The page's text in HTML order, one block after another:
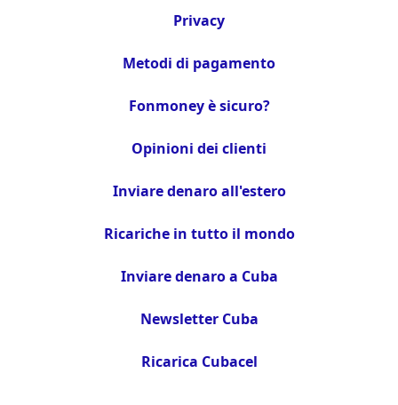
Privacy
Metodi di pagamento
Fonmoney è sicuro?
Opinioni dei clienti
Inviare denaro all'estero
Ricariche in tutto il mondo
Inviare denaro a Cuba
Newsletter Cuba
Ricarica Cubacel